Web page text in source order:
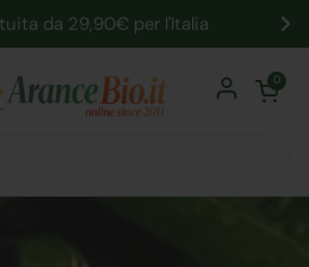
da 29,90€ per l'Italia
Apri
0